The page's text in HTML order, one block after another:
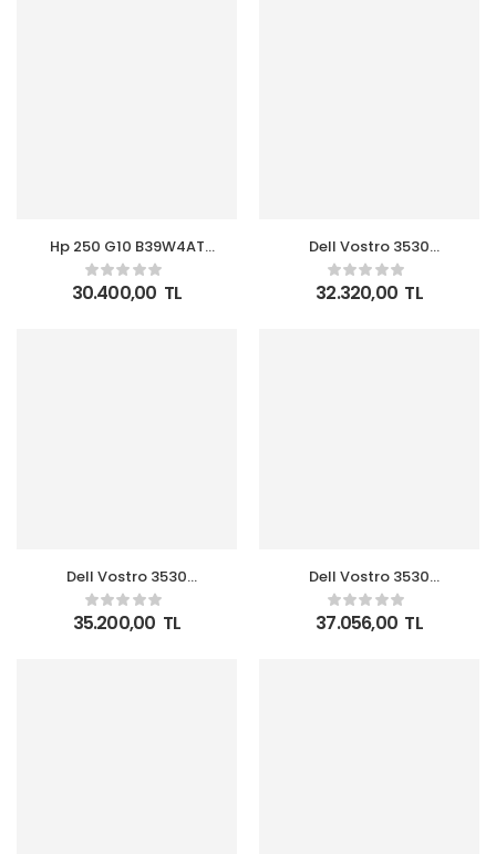
Hp 250 G10 B39W4AT
I5-1334U 8GB 512GB SSD
15.6″ FreeDOS Notebook
30.400,00 TL
Dell Vostro 3530
N3409PVNB3530U i5-
1334U 8GB 512GB SSD
15.6 FHD Ubuntu
32.320,00 TL
Dell Vostro 3530
N3404PVNB3530U i5-
1334U 16GB 512GB SSD
15.6 FHD Ubuntu
35.200,00 TL
Dell Vostro 3530
N1601PVNB3530U i7-
1355U 8GB 512GB SSD
15.6 FHD Ubuntu
37.056,00 TL